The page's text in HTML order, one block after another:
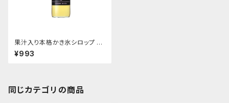
果汁入り本格かき氷シロップ 白
桃 600ｍｌビン
¥993
同じカテゴリの商品